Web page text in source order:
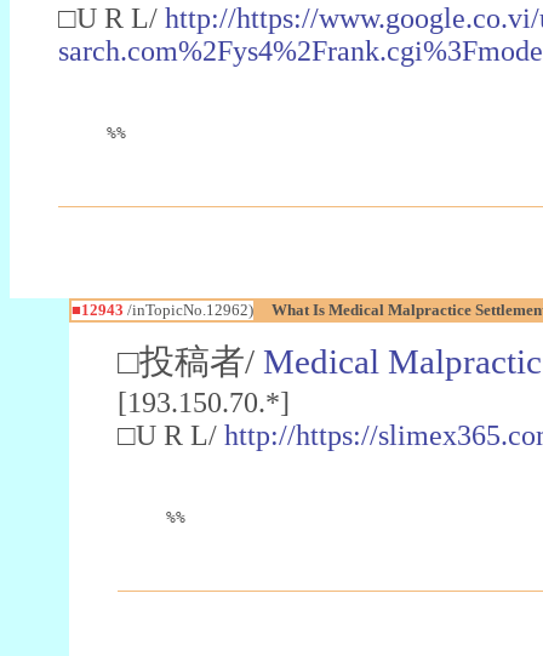
□U R L/ http://https://
%%
■12943 /inTopicNo.12962) What Is Medical Malpractice
□投稿者/ Medical
[193.150.70.*]
□U R L/ http://https://
%%